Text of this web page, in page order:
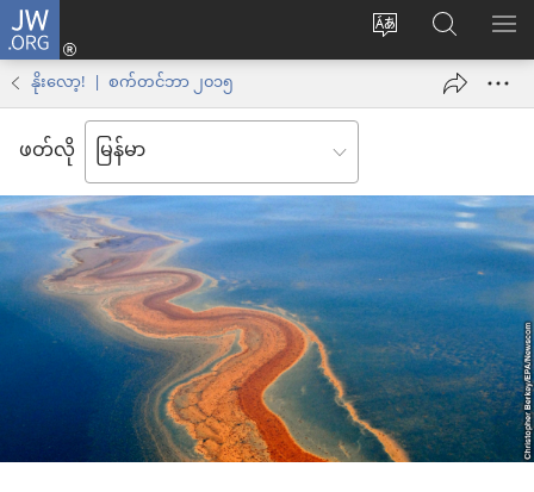
JW.ORG
ဝ
ဘာသာစကား
ကို
ပြောင်း
ပါ
Log
in
အသစ်
ဖွ
င့်
နေ
ပါ
တယ်)
JW.ORG
ရှာ
နိုးလော့! | စက်တင်ဘာ ၂၀၁၅
ဖတ်လို